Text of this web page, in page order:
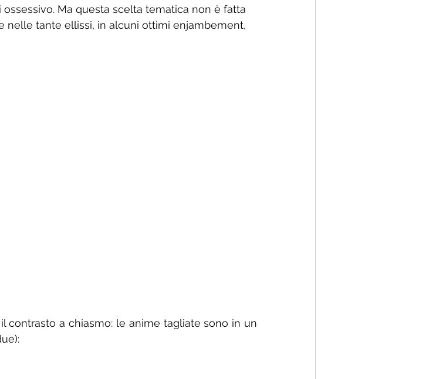
ossessivo. Ma questa scelta tematica non è fatta
nelle tante ellissi, in alcuni ottimi enjambement,
il contrasto a chiasmo: le anime tagliate sono in un